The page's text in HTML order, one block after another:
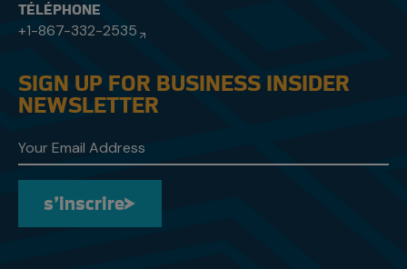
TÉLÉPHONE
+1-867-332-2535
SIGN UP FOR BUSINESS INSIDER
NEWSLETTER
s’inscrire
s’inscrire